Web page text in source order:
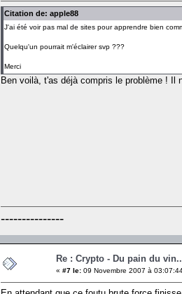
Citation de: apple88
J'ai été voir pas mal de sites pour apprendre bien
Quelqu'un pourrait m'éclairer svp ???
Merci
Ben voilà, t'as déjà compris le problème !
---------------
Re : Crypto - Du pain du
« #7 le: 09 Novembre 2007 à